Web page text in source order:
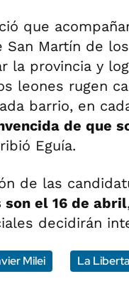
que
San Martín de
la provincia y
leones rugen
barrio, en
de que
Eguía.
de las
son el 16 de abril
decidirán
Milei La